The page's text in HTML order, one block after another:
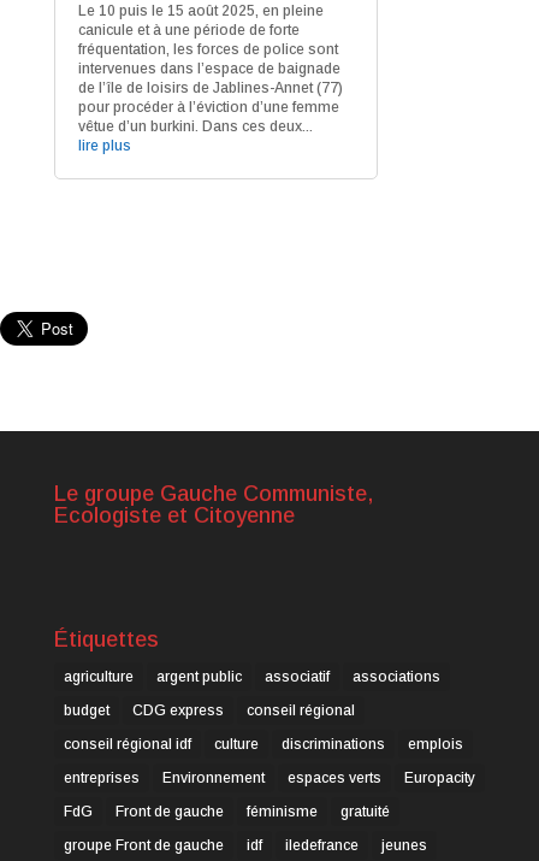
Le 10 puis le 15 août 2025, en pleine
canicule et à une période de forte
fréquentation, les forces de police sont
intervenues dans l’espace de baignade
de l’île de loisirs de Jablines-Annet (77)
pour procéder à l’éviction d’une femme
vêtue d’un burkini. Dans ces deux...
lire plus
Le groupe Gauche Communiste,
Ecologiste et Citoyenne
Étiquettes
agriculture argent public associatif
associations
budget
CDG express
conseil régional
conseil régional idf
culture discriminations
emplois
entreprises
Environnement espaces verts
Europacity
FdG
Front de gauche féminisme
gratuité
groupe Front de gauche
idf iledefrance
jeunes